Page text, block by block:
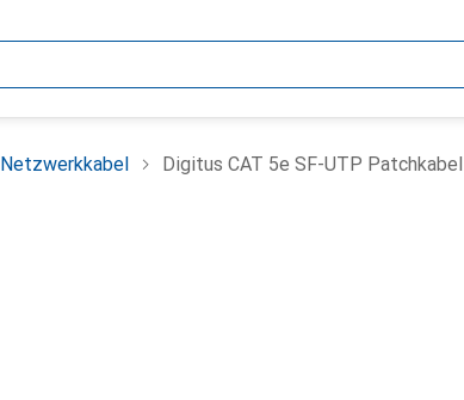
Netzwerkkabel Digitus CAT 5e SF-UTP